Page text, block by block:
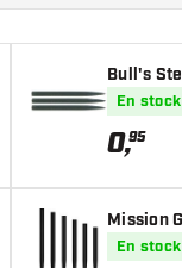
A LA CESTA
Bull's
En stock
0,95
Mission
En stock